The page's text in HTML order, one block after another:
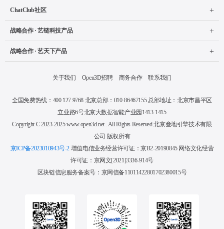
买入订单
销售订单
ChatClub社区
战略合作 · 艺链科技产品
战略合作 · 艺天下产品
关于我们 Open3D招聘 商务合作 联系我们
全国免费热线：400 127 9768 北京总部：010-86467155 总部地址：北京市昌平区
立业路6号北京大数据智能产业园1413-1415
Copyright C 2023-2025 www.open3d.net . All Rights Reserved 北京叁地引擎技术有限
公司 版权所有
京ICP备2023010943号-2 增值电信业务经营许可证：京B2-20190845 网络文化经营
许可证：京网文[2021]3336-914号
区块链信息服务备案号：京网信备11011422801702380015号